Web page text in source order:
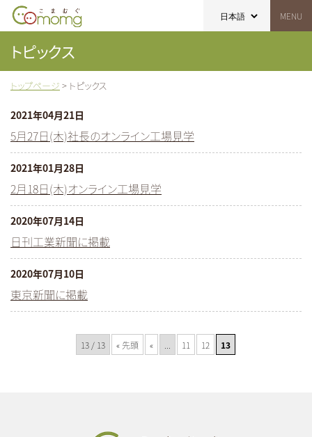
こまむぐ｜Comomg｜木のおもちゃブランド
トピックス
トップページ > トピックス
2021年04月21日
5月27日(木)社長のオンライン工場見学
2021年01月28日
2月18日(木)オンライン工場見学
2020年07月14日
日刊工業新聞に掲載
2020年07月10日
東京新聞に掲載
13 / 13 « 先頭 « 11 12 13